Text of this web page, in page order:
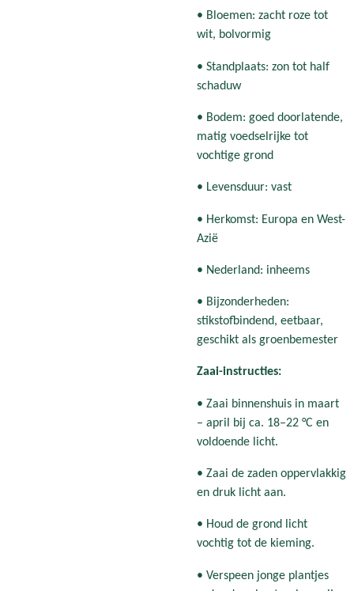
• Bloemen: zacht roze tot
wit, bolvormig
• Standplaats: zon tot half
schaduw
• Bodem: goed doorlatende,
matig voedselrijke tot
vochtige grond
• Levensduur: vast
• Herkomst: Europa en West-
Azië
• Nederland: inheems
• Bijzonderheden:
stikstofbindend, eetbaar,
geschikt als groenbemester
Zaai-instructies:
• Zaai binnenshuis in maart
– april bij ca. 18–22 °C en
voldoende licht.
• Zaai de zaden oppervlakkig
en druk licht aan.
• Houd de grond licht
vochtig tot de kieming.
• Verspeen jonge plantjes